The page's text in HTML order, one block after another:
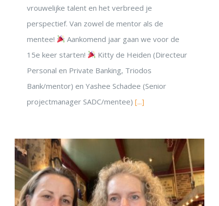
vrouwelijke talent en het verbreed je
perspectief. Van zowel de mentor als de
mentee!
Aankomend jaar gaan we voor de
15e keer starten!
Kitty de Heiden (Directeur
Personal en Private Banking, Triodos
Bank/mentor) en Yashee Schadee (Senior
projectmanager SADC/mentee) [...]